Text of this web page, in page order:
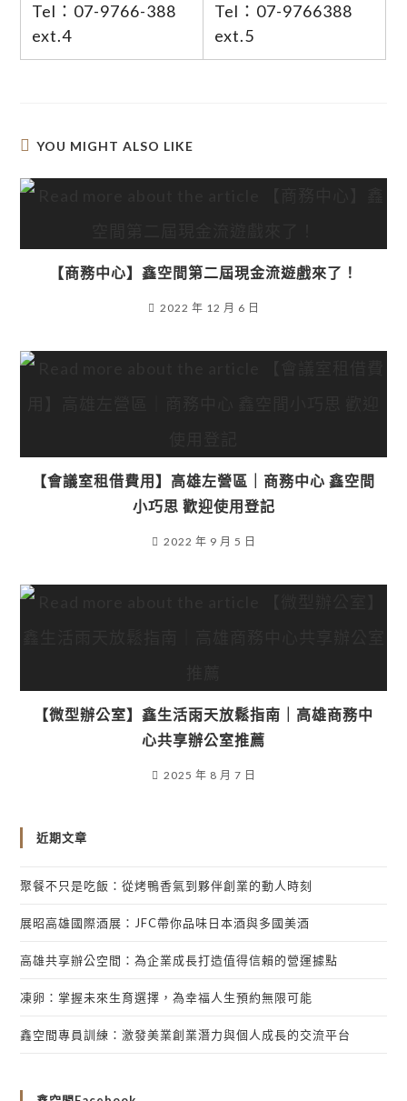
Tel：07-9766-388
ext.4
Tel：07-9766388
ext.5
YOU MIGHT ALSO LIKE
【商務中心】鑫空間第二屆現金流遊戲來了！
2022 年 12 月 6 日
【會議室租借費用】高雄左營區｜商務中心 鑫空間
小巧思 歡迎使用登記
2022 年 9 月 5 日
【微型辦公室】鑫生活雨天放鬆指南｜高雄商務中
心共享辦公室推薦
2025 年 8 月 7 日
近期文章
聚餐不只是吃飯：從烤鴨香氣到夥伴創業的動人時刻
展昭高雄國際酒展：JFC帶你品味日本酒與多國美酒
高雄共享辦公空間：為企業成長打造值得信賴的營運據點
凍卵：掌握未來生育選擇，為幸福人生預約無限可能
鑫空間專員訓練：激發美業創業潛力與個人成長的交流平台